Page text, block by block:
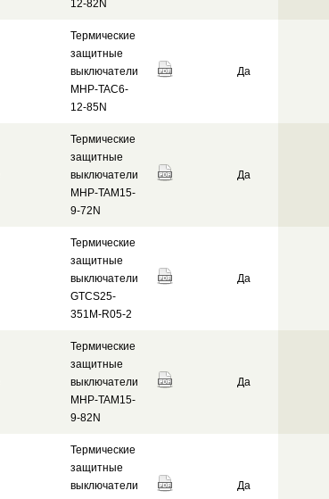
12-82N
Термические
защитные
выключатели
MHP-TAC6-
12-85N
Да
Термические
защитные
выключатели
MHP-TAM15-
9-72N
Да
Термические
защитные
выключатели
GTCS25-
351M-R05-2
Да
Термические
защитные
выключатели
MHP-TAM15-
9-82N
Да
Термические
защитные
выключатели
Да